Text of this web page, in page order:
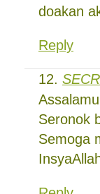
doakan
Reply
Seronok
Semoga